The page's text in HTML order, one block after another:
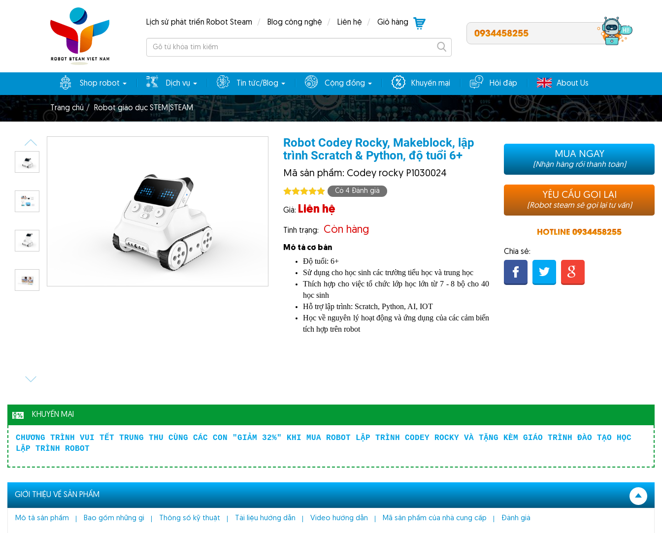
Lịch sử phát triển Robot Steam Blog công nghệ Liên hệ Giỏ hàng
Tìm
kiếm
0934458255
Shop robot Dịch vụ Tin tức/Blog Cộng đồng Khuyến mại Hỏi đáp About Us
Trang chủ Robot giáo dục STEM|STEAM
Robot Codey Rocky, Makeblock, lập
trình Scratch & Python, độ tuổi 6+
Mã sản phẩm: Codey rocky P1030024
Có 4 Đánh giá
Giá: Liên hệ
Tình trạng: Còn hàng
Mô tả cơ bản
Độ tuổi: 6+
Sử dụng cho học sinh các trường tiểu học và trung học
Thích hợp cho việc tổ chức lớp học lớn từ 7 - 8 bộ cho 40
học sinh
Hỗ trợ lập trình: Scratch, Python, AI, IOT
Học về nguyên lý hoạt động và ứng dụng của các cảm biến
tích hợp trên robot
MUA NGAY
(Nhận hàng rồi thanh toán)
YÊU CẦU GỌI LẠI
(Robot steam sẽ gọi lại tư vấn)
HOTLINE 0934458255
Chia sẻ:
KHUYẾN MẠI
CHƯƠNG TRÌNH VUI TẾT TRUNG THU CÙNG CÁC CON "GIẢM 32%" KHI MUA ROBOT LẬP TRÌNH CODEY ROCKY VÀ TẶNG KÈM GIÁO TRÌNH ĐÀO TẠO HỌC
LẬP TRÌNH ROBOT
GIỚI THIỆU VỀ SẢN PHẨM
Mô tả sản phẩm Bao gồm những gì Thông số kỹ thuật Tài liệu hướng dẫn Video hướng dẫn Mã sản phẩm của nhà cung cấp Đánh giá